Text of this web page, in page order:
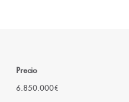
Precio
6.850.000€